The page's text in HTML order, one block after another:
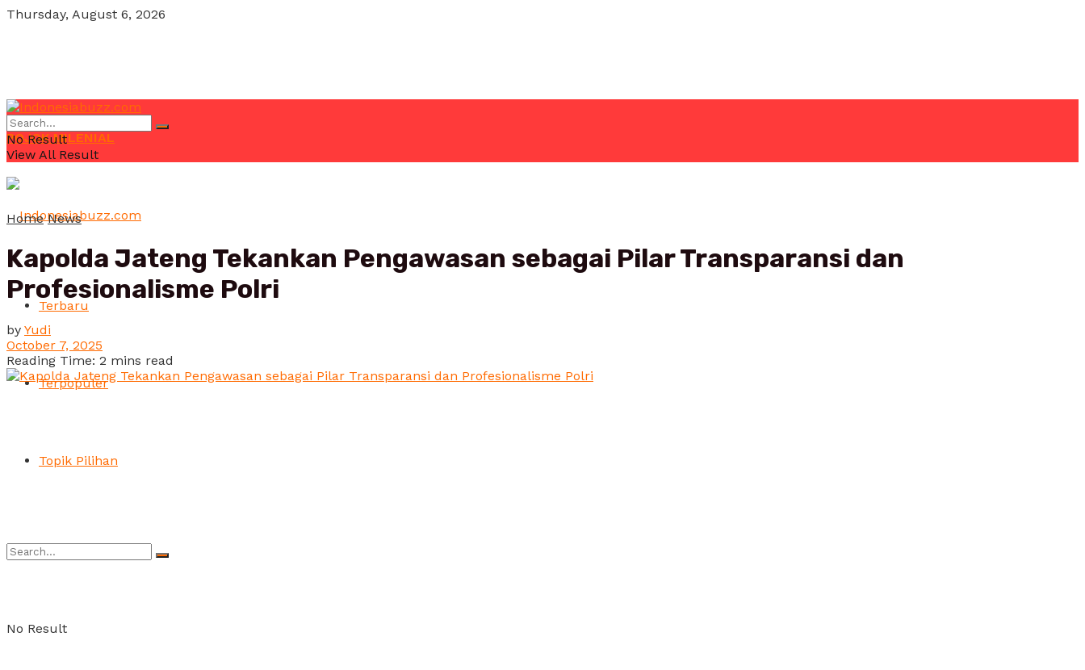
Thursday, August 6, 2026
POJOK MILENIAL
Terbaru
Terpopuler
Topik Pilihan
No Result
No Result
View All Result
Home News
Kapolda Jateng Tekankan Pengawasan sebagai Pilar Transparansi dan
Profesionalisme Polri
by Yudi
October 7, 2025
Reading Time: 2 mins read